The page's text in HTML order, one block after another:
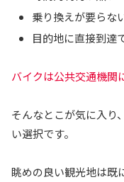
乗り換えが要らな
目的地に直接到達
バイクは公共交通機関
そんなとこが気に入り
い選択です。
眺めの良い観光地は既